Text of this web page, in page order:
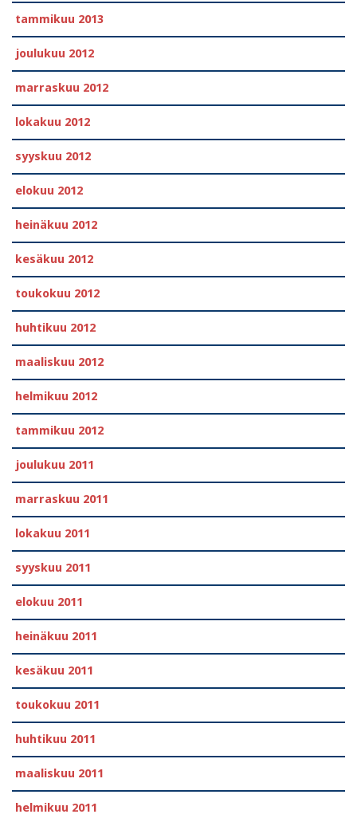
tammikuu 2013
joulukuu 2012
marraskuu 2012
lokakuu 2012
syyskuu 2012
elokuu 2012
heinäkuu 2012
kesäkuu 2012
toukokuu 2012
huhtikuu 2012
maaliskuu 2012
helmikuu 2012
tammikuu 2012
joulukuu 2011
marraskuu 2011
lokakuu 2011
syyskuu 2011
elokuu 2011
heinäkuu 2011
kesäkuu 2011
toukokuu 2011
huhtikuu 2011
maaliskuu 2011
helmikuu 2011